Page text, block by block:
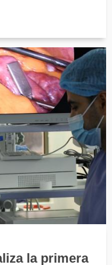
la primera